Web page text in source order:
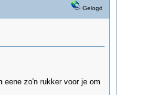
Gelogd
eene zo'n rukker voor je om